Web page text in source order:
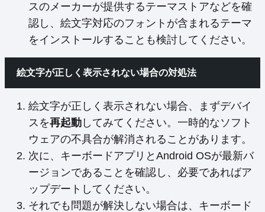
スのメーカーが提供するテーマストアなどを確
認し、絵文字対応のフォントが含まれるテーマ
をインストールすることも検討してください。
絵文字が正しく表示されない場合の対処法
絵文字が正しく表示されない場合、まずデバイ
スを再起動 してみてください。一時的なソフト
ウェアの不具合が解消されることがあります。
次に、キーボードアプリとAndroid OSが最新バ
ージョンであることを確認し、必要であればア
ップデートしてください。
それでも問題が解決しない場合は、キーボード